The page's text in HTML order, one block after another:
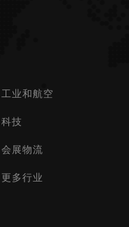
工业和航空
科技
会展物流
更多行业